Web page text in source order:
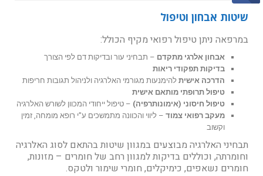
שיטות אבחון וטיפול
במרפאה ניתן טיפול רפואי מקיף הכולל:
אבחון אלרגי מתקדם – תבחיני עור ובדיקות דם לפי הצורך
בדיקות תפקודי ריאות
הדרכה אישית להימנעות מגורמי האלרגיה ולניהול תגובות חריפות
טיפול תרופתי מותאם אישית
טיפול חיסוני (אימונותרפיה) – טיפול ייחודי המכוון לשורש האלרגיה
מעקב רפואי צמוד – ליווי והכוונה מתמשכים ע"י רופא מומחה, זמין
וקשוב
תבחיני האלרגיה מבוצעים במגוון שיטות בהתאם לסוג האלרגיה
וחומרתה, וכוללים בדיקות למגוון רחב של חומרים – מזונות,
חומרים נשאפים, כימיקלים, חומרי שימור ולטקס.